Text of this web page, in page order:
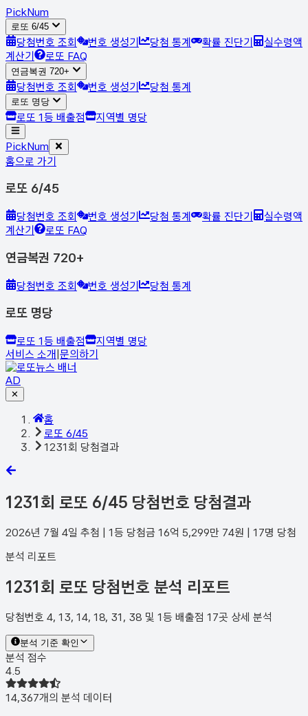
PickNum
로또 6/45
당첨번호 조회 번호 생성기 당첨 통계 확률 진단기
실수령액
계산기
로또 FAQ
연금복권 720+
당첨번호 조회 번호 생성기 당첨 통계
로또 명당
로또 1등 배출점 지역별 명당
PickNum
홈으로 가기
로또 6/45
당첨번호 조회 번호 생성기 당첨 통계 확률 진단기
실수령액
계산기
로또 FAQ
연금복권 720+
당첨번호 조회 번호 생성기 당첨 통계
로또 명당
로또 1등 배출점
지역별 명당
서비스 소개|문의하기
AD
✕
홈
로또 6/45
1231회 당첨결과
1231회 로또 6/45 당첨번호 당첨결과
2026년 7월 4일 추첨 | 1등 당첨금 16억 5,299만 74원 | 17명 당첨
분석 리포트
1231회 로또 당첨번호 분석 리포트
당첨번호 4, 13, 14, 18, 31, 38 및 1등 배출점 17곳 상세 분석
분석 기준 확인
분석 점수
4.5
14,367개의 분석 데이터